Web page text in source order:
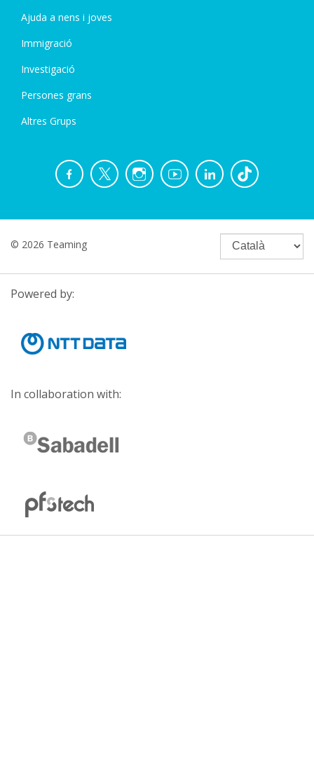
Ajuda a nens i joves
Immigració
Investigació
Persones grans
Altres Grups
© 2026 Teaming
Powered by:
In collaboration with: